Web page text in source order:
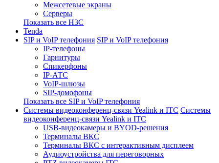
Межсетевые экраны
Серверы
Показать все H3C
Tenda
SIP и VoIP телефония SIP и VoIP телефония
IP-телефоны
Гарнитуры
Спикерфоны
IP-АТС
VoIP-шлюзы
SIP-домофоны
Показать все SIP и VoIP телефония
Системы видеоконференц-связи Yealink и ITC Системы
видеоконференц-связи Yealink и ITC
USB-видеокамеры и BYOD-решения
Терминалы ВКС
Терминалы ВКС с интерактивным дисплеем
Аудиоустройства для переговорных